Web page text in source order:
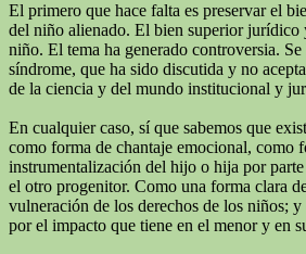
El primero que hace falta es preservar el
del niño alienado. El bien superior jurídico
niño. El tema ha generado controversia.
síndrome, que ha sido discutida y no
de la ciencia y del mundo institucional y
En cualquier caso, sí que sabemos que
como forma de chantaje emocional, como
instrumentalización del hijo o hija por
el otro progenitor. Como una forma clara
vulneración de los derechos de los niños;
por el impacto que tiene en el menor y en